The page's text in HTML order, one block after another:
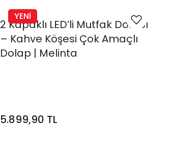
YENİ
2 Kapaklı LED’li Mutfak Dolabı
– Kahve Köşesi Çok Amaçlı
Dolap | Melinta
5.899,90 TL